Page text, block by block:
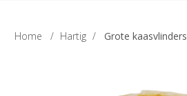
Home / Hartig / Grote kaasvlinders